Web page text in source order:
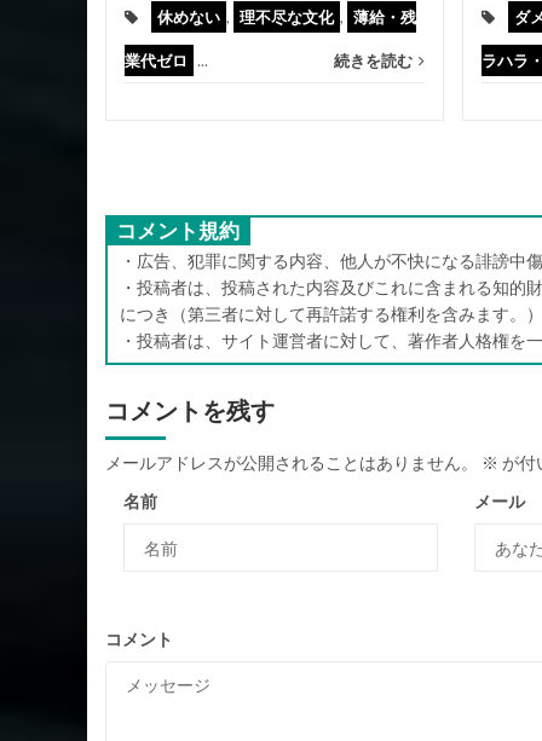
休めない , 理不尽な文化 , 薄給・残
業代ゼロ ... 続きを読む
ダ
ラハラ
コメント規約
・広告、犯罪に関する内容、他人が不快になる誹謗
・投稿者は、投稿された内容及びこれに含まれる知
につき（第三者に対して再許諾する権利を含みます。
・投稿者は、サイト運営者に対して、著作者人格権を
コメントを残す
メールアドレスが公開されることはありません。 ※ が付
名前 メール
コメント